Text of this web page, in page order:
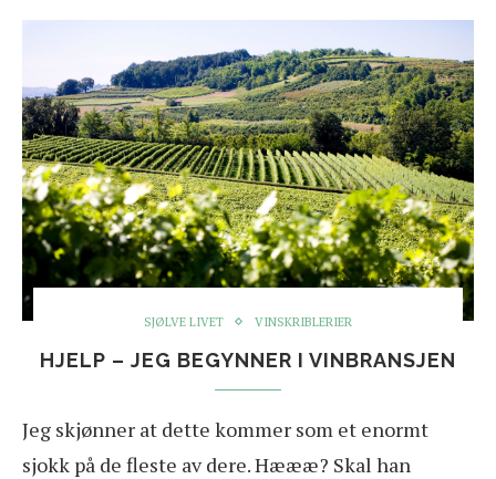
SJØLVE LIVET VINSKRIBLERIER
HJELP – JEG BEGYNNER I VINBRANSJEN
Jeg skjønner at dette kommer som et enormt
sjokk på de fleste av dere. Hæææ? Skal han